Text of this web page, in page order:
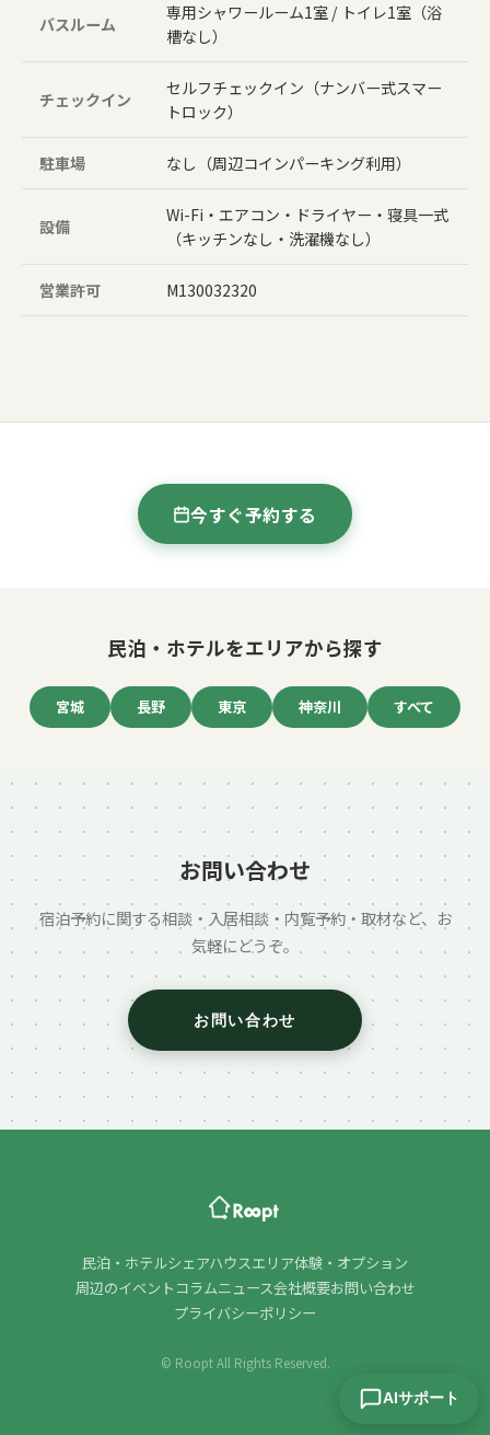
バスルーム
専用シャワールーム1室 / トイレ1室（浴
槽なし）
チェックイン
セルフチェックイン（ナンバー式スマー
トロック）
駐車場 なし（周辺コインパーキング利用）
設備
Wi-Fi・エアコン・ドライヤー・寝具一式
（キッチンなし・洗濯機なし）
営業許可 M130032320
今すぐ予約する
民泊・ホテルをエリアから探す
宮城 長野 東京 神奈川 すべて
お問い合わせ
宿泊予約に関する相談・入居相談・内覧予約・取材など、お
気軽にどうぞ。
お問い合わせ
民泊・ホテルシェアハウスエリア体験・オプション
周辺のイベント コラムニュース会社概要お問い合わせ
プライバシーポリシー
© Roopt All Rights Reserved.
AIサポート